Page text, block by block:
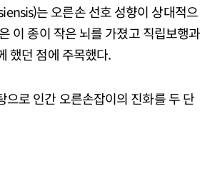
는 오른손 선호 성향이 상대적으
이 종이 작은 뇌를 가졌고 직립보행과
했던 점에 주목했다.
으로 인간 오른손잡이의 진화를 두 단